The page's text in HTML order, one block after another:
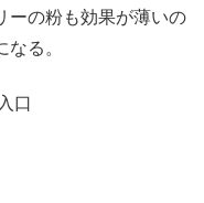
ーの粉も効果が薄いの
る。
口